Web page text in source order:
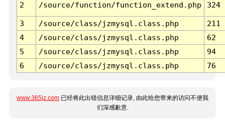
2 /source/function/function_extend.php 324
3 /source/class/jzmysql.class.php
211
4
/source/class/jzmysql.class.php
62
5
/source/class/jzmysql.class.php
94
6
/source/class/jzmysql.class.php 76
www.365jz.com 已经将此出错信息详细记录, 由此给您带来的访问不便我
们深感歉意.